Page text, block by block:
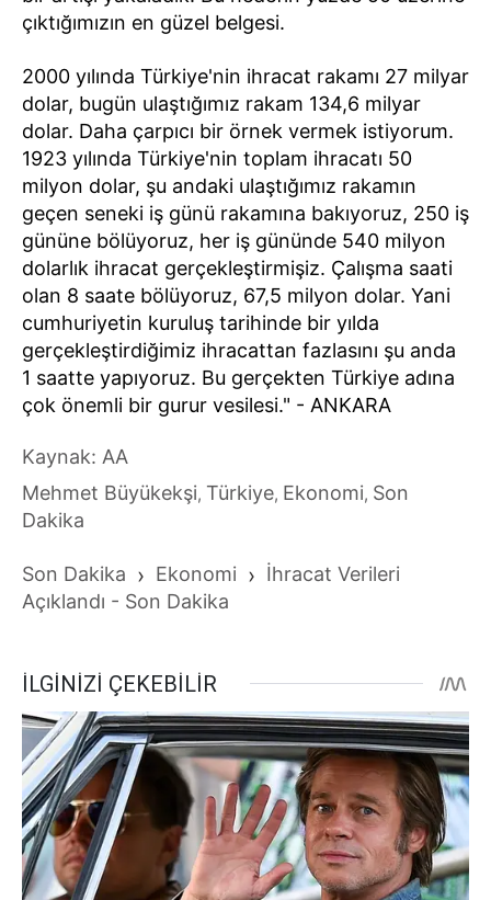
çıktığımızın en güzel belgesi.
2000 yılında Türkiye'nin ihracat rakamı 27 milyar
dolar, bugün ulaştığımız rakam 134,6 milyar
dolar. Daha çarpıcı bir örnek vermek istiyorum.
1923 yılında Türkiye'nin toplam ihracatı 50
milyon dolar, şu andaki ulaştığımız rakamın
geçen seneki iş günü rakamına bakıyoruz, 250 iş
gününe bölüyoruz, her iş gününde 540 milyon
dolarlık ihracat gerçekleştirmişiz. Çalışma saati
olan 8 saate bölüyoruz, 67,5 milyon dolar. Yani
cumhuriyetin kuruluş tarihinde bir yılda
gerçekleştirdiğimiz ihracattan fazlasını şu anda
1 saatte yapıyoruz. Bu gerçekten Türkiye adına
çok önemli bir gurur vesilesi." - ANKARA
Kaynak: AA
Mehmet Büyükekşi, Türkiye, Ekonomi, Son
Dakika
Son Dakika › Ekonomi › İhracat Verileri
Açıklandı - Son Dakika